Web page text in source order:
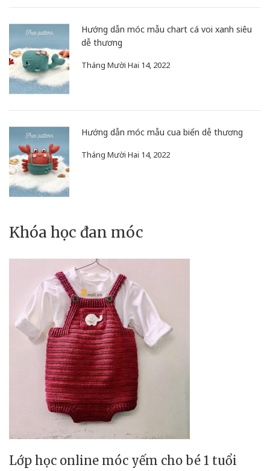
Hướng dẫn móc mẫu chart cá voi xanh siêu
dễ thương
Tháng Mười Hai 14, 2022
Hướng dẫn móc mẫu cua biển dễ thương
Tháng Mười Hai 14, 2022
Khóa học đan móc
Lớp học online móc yếm cho bé 1 tuổi